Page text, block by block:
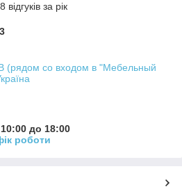
за рік
(рядом со входом в "Мебельный
до 18:00
роботи